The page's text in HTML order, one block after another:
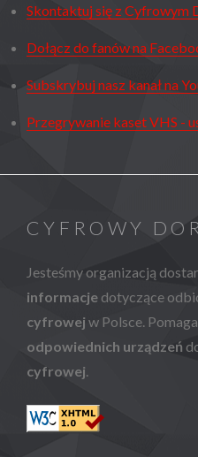
Skontaktuj się z Cyfrowym
Dołącz do fanów na
Subskrybuj nasz kanał na
Przegrywanie kaset VHS -
CYFROWY
Jesteśmy organizacją
informacje dotyczące
cyfrowej w Polsce.
odpowiednich urządzeń
cyfrowej